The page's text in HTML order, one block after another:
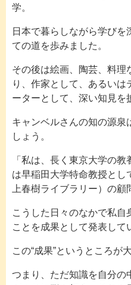
学。
日本で暮らしながら学びを
ての道を歩みました。
その後は絵画、陶芸、料理
り、作家として、あるい
ーターとして、深い知見を
キャンベルさんの知の源泉
しょう。
「私は、長く東京大学の
は早稲田大学特命教授とし
上春樹ライブラリー）の顧
こうした日々のなかで私
ことを成果として発表して
この“成果”というところが
つまり、ただ知識を自分の